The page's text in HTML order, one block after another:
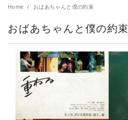
Home おばあちゃんと僕の約束
おばあちゃんと僕の約束